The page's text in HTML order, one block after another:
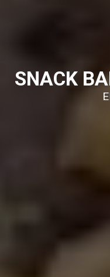
SNACK